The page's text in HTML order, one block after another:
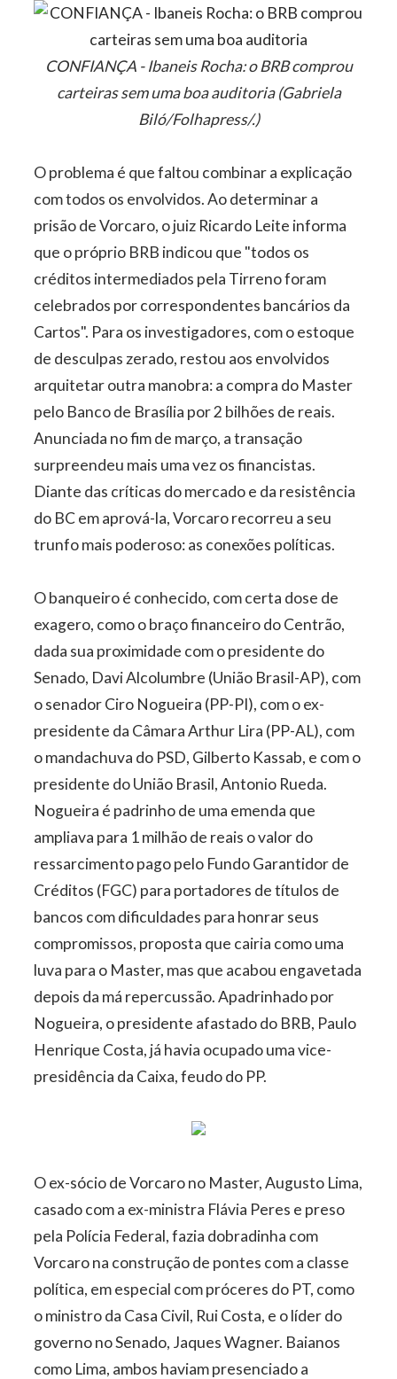
CONFIANÇA - Ibaneis Rocha: o BRB comprou
carteiras sem uma boa auditoria (Gabriela
Biló/Folhapress/.)
O problema é que faltou combinar a explicação
com todos os envolvidos. Ao determinar a
prisão de Vorcaro, o juiz Ricardo Leite informa
que o próprio BRB indicou que "todos os
créditos intermediados pela Tirreno foram
celebrados por correspondentes bancários da
Cartos". Para os investigadores, com o estoque
de desculpas zerado, restou aos envolvidos
arquitetar outra manobra: a compra do Master
pelo Banco de Brasília por 2 bilhões de reais.
Anunciada no fim de março, a transação
surpreendeu mais uma vez os financistas.
Diante das críticas do mercado e da resistência
do BC em aprová-­la, Vorcaro recorreu a seu
trunfo mais poderoso: as conexões políticas.
O banqueiro é conhecido, com certa dose de
exagero, como o braço financeiro do Centrão,
dada sua proximidade com o presidente do
Senado, Davi Alcolumbre (União Brasil-­AP), com
o senador Ciro Nogueira (PP-PI), com o ex-
presidente da Câmara Arthur Lira (PP-­AL), com
o mandachuva do PSD, Gilberto Kassab, e com o
presidente do União Brasil, Antonio Rueda.
Nogueira é padrinho de uma emenda que
ampliava para 1 milhão de reais o valor do
ressarcimento pago pelo Fundo Garantidor de
Créditos (FGC) para portadores de títulos de
bancos com dificuldades para honrar seus
compromissos, proposta que cairia como uma
luva para o Master, mas que acabou engavetada
depois da má repercussão. Apadrinhado por
Nogueira, o presidente afastado do BRB, Paulo
Henrique Costa, já havia ocupado uma vice-
presidência da Caixa, feudo do PP.
O ex-sócio de Vorcaro no Master, Augusto Lima,
casado com a ex-ministra Flávia Peres e preso
pela Polícia Federal, fazia dobradinha com
Vorcaro na construção de pontes com a classe
política, em especial com próceres do PT, como
o ministro da Casa Civil, Rui Costa, e o líder do
governo no Senado, Jaques Wagner. Baianos
como Lima, ambos haviam presenciado a